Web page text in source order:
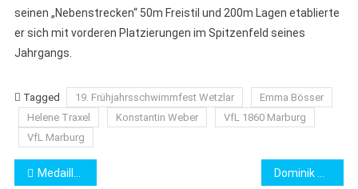
seinen „Nebenstrecken“ 50m Freistil und 200m Lagen etablierte
er sich mit vorderen Platzierungen im Spitzenfeld seines
Jahrgangs.
Tagged 19. Frühjahrsschwimmfest Wetzlar
Emma Bösser
Helene Traxel
Konstantin Weber
VfL 1860 Marburg
VfL Marburg
Beitragsnavigation
Medaillenregen und Bestzeiten Flut